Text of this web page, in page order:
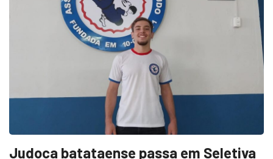
Judoca batataense passa em Seletiva